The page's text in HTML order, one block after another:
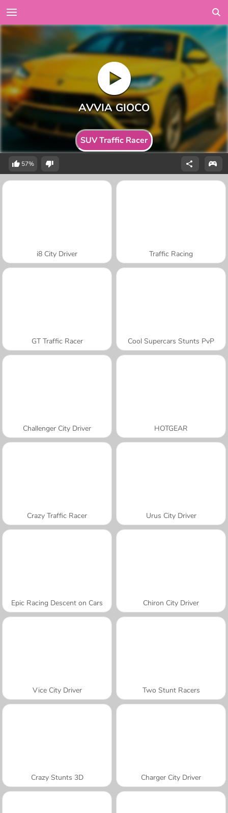
SUV Traffic Racer
57%
i8 City Driver Traffic Racing
GT Traffic Racer Cool Supercars Stunts PvP
Challenger City Driver HOTGEAR
Crazy Traffic Racer Urus City Driver
Epic Racing Descent on Cars Chiron City Driver
Vice City Driver Two Stunt Racers
Crazy Stunts 3D Charger City Driver